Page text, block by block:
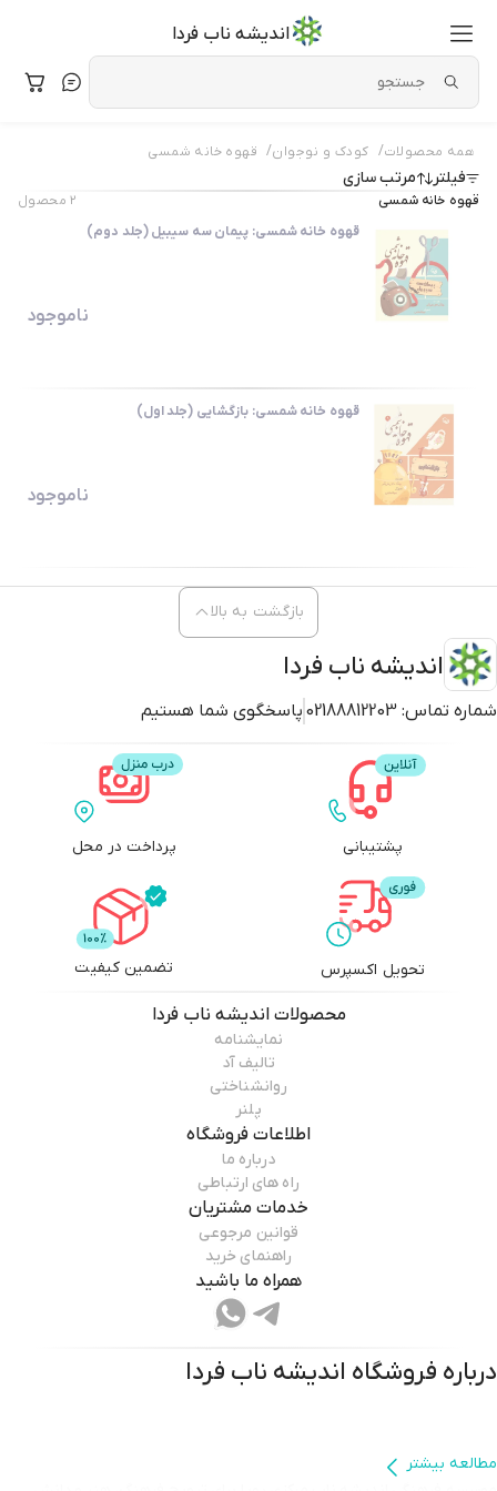
اندیشه ناب فردا
همه محصولات/ کودک و نوجوان/ قهوه خانه شمسی
فیلتر مرتب سازی
قهوه خانه شمسی ۲محصول
قهوه خانه شمسی: پیمان سه سیبیل (جلد دوم)
ناموجود
قهوه خانه شمسی: بازگشایی (جلد اول)
ناموجود
اندیشه ناب فردا
شماره تماس: 02188812203 پاسخگوی شما هستیم
بازگشت به بالا
پشتیبانی پرداخت در محل
تحویل اکسپرس تضمین کیفیت
محصولاتاندیشه ناب فردا
نمایشنامه
تالیف آد
روانشناختی
پلنر
اطلاعات فروشگاه
درباره ما
راه های ارتباطی
خدمات مشتریان
قوانین مرجوعی
راهنمای خرید
همراه ما باشید
درباره فروشگاه اندیشه ناب فردا
مطالعه بیشتر